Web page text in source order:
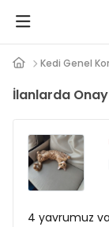
Kedi Genel
İlanlarda Onay
4 yavrumuz